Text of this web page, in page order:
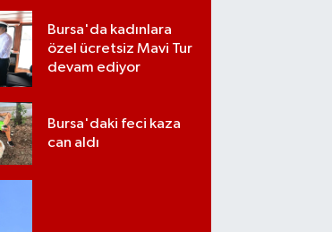
Bursa'da kadınlara
özel ücretsiz Mavi Tur
devam ediyor
Bursa'daki feci kaza
can aldı